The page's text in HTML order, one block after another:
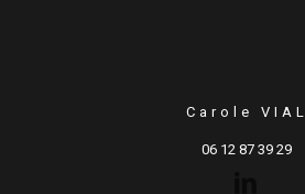
Carole VIAL
06 12 87 39 29